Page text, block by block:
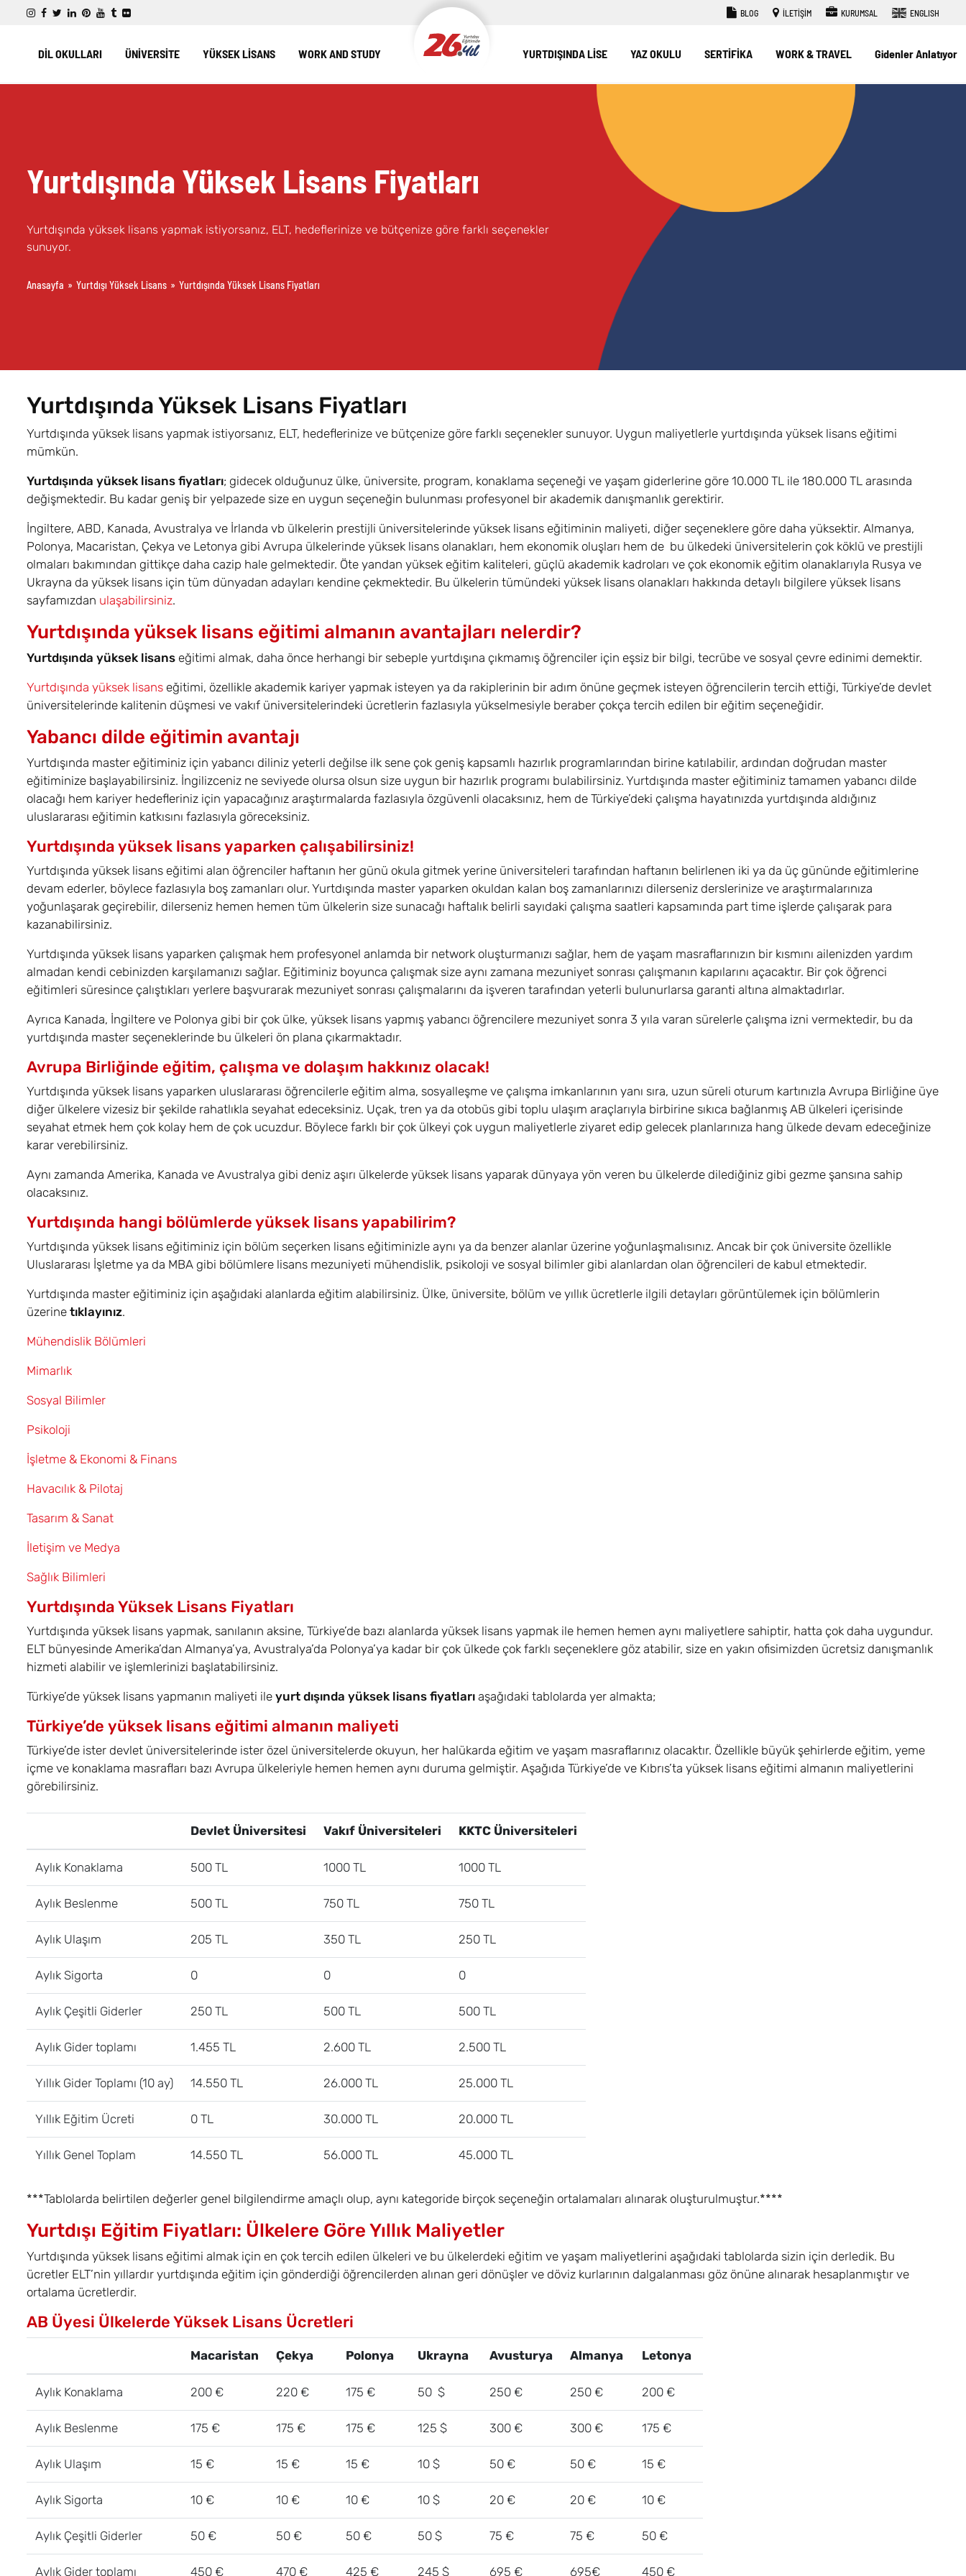
BLOG İLETİŞİM KURUMSAL ENGLISH
DİL OKULLARI ÜNİVERSİTE YÜKSEK LİSANS WORK AND STUDY YURTDIŞINDA LİSE YAZ OKULU SERTİFİKA WORK & TRAVEL Gidenler Anlatıyor
Yurtdışında Yüksek Lisans Fiyatları
Yurtdışında yüksek lisans yapmak istiyorsanız, ELT, hedeflerinize ve bütçenize göre farklı seçenekler
sunuyor.
Anasayfa » Yurtdışı Yüksek Lisans » Yurtdışında Yüksek Lisans Fiyatları
Yurtdışında Yüksek Lisans Fiyatları
Yurtdışında yüksek lisans yapmak istiyorsanız, ELT, hedeflerinize ve bütçenize göre farklı seçenekler sunuyor. Uygun maliyetlerle yurtdışında yüksek lisans eğitimi
mümkün.
Yurtdışında yüksek lisans fiyatları; gidecek olduğunuz ülke, üniversite, program, konaklama seçeneği ve yaşam giderlerine göre 10.000 TL ile 180.000 TL arasında
değişmektedir. Bu kadar geniş bir yelpazede size en uygun seçeneğin bulunması profesyonel bir akademik danışmanlık gerektirir.
İngiltere, ABD, Kanada, Avustralya ve İrlanda vb ülkelerin prestijli üniversitelerinde yüksek lisans eğitiminin maliyeti, diğer seçeneklere göre daha yüksektir. Almanya,
Polonya, Macaristan, Çekya ve Letonya gibi Avrupa ülkelerinde yüksek lisans olanakları, hem ekonomik oluşları hem de bu ülkedeki üniversitelerin çok köklü ve prestijli
olmaları bakımından gittikçe daha cazip hale gelmektedir. Öte yandan yüksek eğitim kaliteleri, güçlü akademik kadroları ve çok ekonomik eğitim olanaklarıyla Rusya ve
Ukrayna da yüksek lisans için tüm dünyadan adayları kendine çekmektedir. Bu ülkelerin tümündeki yüksek lisans olanakları hakkında detaylı bilgilere yüksek lisans
sayfamızdan ulaşabilirsiniz.
Yurtdışında yüksek lisans eğitimi almanın avantajları nelerdir?
Yurtdışında yüksek lisans eğitimi almak, daha önce herhangi bir sebeple yurtdışına çıkmamış öğrenciler için eşsiz bir bilgi, tecrübe ve sosyal çevre edinimi demektir.
Yurtdışında yüksek lisans eğitimi, özellikle akademik kariyer yapmak isteyen ya da rakiplerinin bir adım önüne geçmek isteyen öğrencilerin tercih ettiği, Türkiye’de devlet
üniversitelerinde kalitenin düşmesi ve vakıf üniversitelerindeki ücretlerin fazlasıyla yükselmesiyle beraber çokça tercih edilen bir eğitim seçeneğidir.
Yabancı dilde eğitimin avantajı
Yurtdışında master eğitiminiz için yabancı diliniz yeterli değilse ilk sene çok geniş kapsamlı hazırlık programlarından birine katılabilir, ardından doğrudan master
eğitiminize başlayabilirsiniz. İngilizceniz ne seviyede olursa olsun size uygun bir hazırlık programı bulabilirsiniz. Yurtdışında master eğitiminiz tamamen yabancı dilde
olacağı hem kariyer hedefleriniz için yapacağınız araştırmalarda fazlasıyla özgüvenli olacaksınız, hem de Türkiye’deki çalışma hayatınızda yurtdışında aldığınız
uluslararası eğitimin katkısını fazlasıyla göreceksiniz.
Yurtdışında yüksek lisans yaparken çalışabilirsiniz!
Yurtdışında yüksek lisans eğitimi alan öğrenciler haftanın her günü okula gitmek yerine üniversiteleri tarafından haftanın belirlenen iki ya da üç gününde eğitimlerine
devam ederler, böylece fazlasıyla boş zamanları olur. Yurtdışında master yaparken okuldan kalan boş zamanlarınızı dilerseniz derslerinize ve araştırmalarınıza
yoğunlaşarak geçirebilir, dilerseniz hemen hemen tüm ülkelerin size sunacağı haftalık belirli sayıdaki çalışma saatleri kapsamında part time işlerde çalışarak para
kazanabilirsiniz.
Yurtdışında yüksek lisans yaparken çalışmak hem profesyonel anlamda bir network oluşturmanızı sağlar, hem de yaşam masraflarınızın bir kısmını ailenizden yardım
almadan kendi cebinizden karşılamanızı sağlar. Eğitiminiz boyunca çalışmak size aynı zamana mezuniyet sonrası çalışmanın kapılarını açacaktır. Bir çok öğrenci
eğitimleri süresince çalıştıkları yerlere başvurarak mezuniyet sonrası çalışmalarını da işveren tarafından yeterli bulunurlarsa garanti altına almaktadırlar.
Ayrıca Kanada, İngiltere ve Polonya gibi bir çok ülke, yüksek lisans yapmış yabancı öğrencilere mezuniyet sonra 3 yıla varan sürelerle çalışma izni vermektedir, bu da
yurtdışında master seçeneklerinde bu ülkeleri ön plana çıkarmaktadır.
Avrupa Birliğinde eğitim, çalışma ve dolaşım hakkınız olacak!
Yurtdışında yüksek lisans yaparken uluslararası öğrencilerle eğitim alma, sosyalleşme ve çalışma imkanlarının yanı sıra, uzun süreli oturum kartınızla Avrupa Birliğine üye
diğer ülkelere vizesiz bir şekilde rahatlıkla seyahat edeceksiniz. Uçak, tren ya da otobüs gibi toplu ulaşım araçlarıyla birbirine sıkıca bağlanmış AB ülkeleri içerisinde
seyahat etmek hem çok kolay hem de çok ucuzdur. Böylece farklı bir çok ülkeyi çok uygun maliyetlerle ziyaret edip gelecek planlarınıza hang ülkede devam edeceğinize
karar verebilirsiniz.
Aynı zamanda Amerika, Kanada ve Avustralya gibi deniz aşırı ülkelerde yüksek lisans yaparak dünyaya yön veren bu ülkelerde dilediğiniz gibi gezme şansına sahip
olacaksınız.
Yurtdışında hangi bölümlerde yüksek lisans yapabilirim?
Yurtdışında yüksek lisans eğitiminiz için bölüm seçerken lisans eğitiminizle aynı ya da benzer alanlar üzerine yoğunlaşmalısınız. Ancak bir çok üniversite özellikle
Uluslararası İşletme ya da MBA gibi bölümlere lisans mezuniyeti mühendislik, psikoloji ve sosyal bilimler gibi alanlardan olan öğrencileri de kabul etmektedir.
Yurtdışında master eğitiminiz için aşağıdaki alanlarda eğitim alabilirsiniz. Ülke, üniversite, bölüm ve yıllık ücretlerle ilgili detayları görüntülemek için bölümlerin
üzerine tıklayınız.
Mühendislik Bölümleri
Mimarlık
Sosyal Bilimler
Psikoloji
İşletme & Ekonomi & Finans
Havacılık & Pilotaj
Tasarım & Sanat
İletişim ve Medya
Sağlık Bilimleri
Yurtdışında Yüksek Lisans Fiyatları
Yurtdışında yüksek lisans yapmak, sanılanın aksine, Türkiye’de bazı alanlarda yüksek lisans yapmak ile hemen hemen aynı maliyetlere sahiptir, hatta çok daha uygundur.
ELT bünyesinde Amerika’dan Almanya’ya, Avustralya’da Polonya’ya kadar bir çok ülkede çok farklı seçeneklere göz atabilir, size en yakın ofisimizden ücretsiz danışmanlık
hizmeti alabilir ve işlemlerinizi başlatabilirsiniz.
Türkiye’de yüksek lisans yapmanın maliyeti ile yurt dışında yüksek lisans fiyatları aşağıdaki tablolarda yer almakta;
Türkiye’de yüksek lisans eğitimi almanın maliyeti
Türkiye’de ister devlet üniversitelerinde ister özel üniversitelerde okuyun, her halükarda eğitim ve yaşam masraflarınız olacaktır. Özellikle büyük şehirlerde eğitim, yeme
içme ve konaklama masrafları bazı Avrupa ülkeleriyle hemen hemen aynı duruma gelmiştir. Aşağıda Türkiye’de ve Kıbrıs’ta yüksek lisans eğitimi almanın maliyetlerini
görebilirsiniz.
Devlet Üniversitesi Vakıf Üniversiteleri KKTC Üniversiteleri
Aylık Konaklama 500 TL 1000 TL 1000 TL
Aylık Beslenme 500 TL 750 TL 750 TL
Aylık Ulaşım 205 TL 350 TL 250 TL
Aylık Sigorta 0 0 0
Aylık Çeşitli Giderler 250 TL 500 TL 500 TL
Aylık Gider toplamı 1.455 TL 2.600 TL 2.500 TL
Yıllık Gider Toplamı (10 ay) 14.550 TL 26.000 TL 25.000 TL
Yıllık Eğitim Ücreti 0 TL 30.000 TL 20.000 TL
Yıllık Genel Toplam 14.550 TL 56.000 TL 45.000 TL
***Tablolarda belirtilen değerler genel bilgilendirme amaçlı olup, aynı kategoride birçok seçeneğin ortalamaları alınarak oluşturulmuştur.****
Yurtdışı Eğitim Fiyatları: Ülkelere Göre Yıllık Maliyetler
Yurtdışında yüksek lisans eğitimi almak için en çok tercih edilen ülkeleri ve bu ülkelerdeki eğitim ve yaşam maliyetlerini aşağıdaki tablolarda sizin için derledik. Bu
ücretler ELT’nin yıllardır yurtdışında eğitim için gönderdiği öğrencilerden alınan geri dönüşler ve döviz kurlarının dalgalanması göz önüne alınarak hesaplanmıştır ve
ortalama ücretlerdir.
AB Üyesi Ülkelerde Yüksek Lisans Ücretleri
Macaristan Çekya Polonya Ukrayna Avusturya Almanya Letonya
Aylık Konaklama 200 € 220 € 175 € 50 $ 250 € 250 € 200 €
Aylık Beslenme 175 € 175 € 175 € 125 $ 300 € 300 € 175 €
Aylık Ulaşım 15 € 15 € 15 € 10 $ 50 € 50 € 15 €
Aylık Sigorta 10 € 10 € 10 € 10 $ 20 € 20 € 10 €
Aylık Çeşitli Giderler 50 € 50 € 50 € 50 $ 75 € 75 € 50 €
Aylık Gider toplamı 450 € 470 € 425 € 245 $ 695 € 695€ 450 €